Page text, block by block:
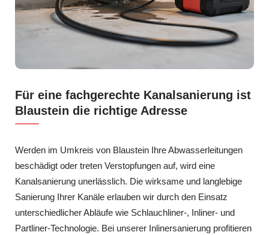
Für eine fachgerechte Kanalsanierung ist
Blaustein die richtige Adresse
Werden im Umkreis von Blaustein Ihre Abwasserleitungen
beschädigt oder treten Verstopfungen auf, wird eine
Kanalsanierung unerlässlich. Die wirksame und langlebige
Sanierung Ihrer Kanäle erlauben wir durch den Einsatz
unterschiedlicher Abläufe wie Schlauchliner-, Inliner- und
Partliner-Technologie. Bei unserer Inlinersanierung profitieren